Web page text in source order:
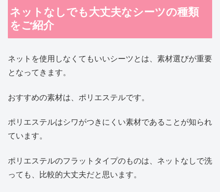
ネットなしでも大丈夫なシーツの種類
をご紹介
ネットを使用しなくてもいいシーツとは、素材選びが重要
となってきます。
おすすめの素材は、ポリエステルです。
ポリエステルはシワがつきにくい素材であることが知られ
ています。
ポリエステルのフラットタイプのものは、ネットなしで洗
っても、比較的大丈夫だと思います。